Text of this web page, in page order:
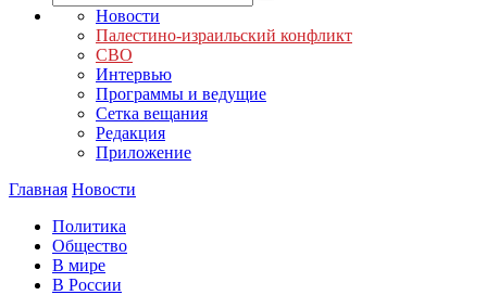
Новости
Палестино-израильский конфликт
СВО
Интервью
Программы и ведущие
Сетка вещания
Редакция
Приложение
Главная Новости
Политика
Общество
В мире
В России